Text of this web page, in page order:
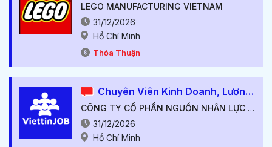
LEGO MANUFACTURING VIETNAM
31/12/2026
Hồ Chí Minh
Thỏa Thuận
Chuyên Viên Kinh Doanh, Lương Cứng Từ 7-10M++, Thu Nhập Hấp Dẫn++
CÔNG TY CỔ PHẦN NGUỒN NHÂN LỰC VIỆT TÍN
31/12/2026
Hồ Chí Minh